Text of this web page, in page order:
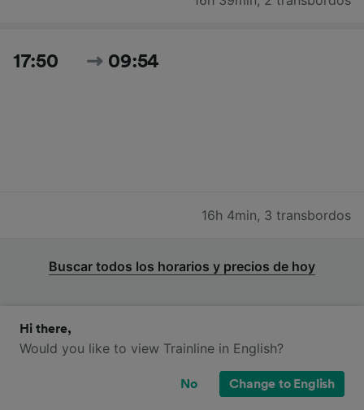
17:50 09:54
16h 4min, 3 transbordos
Buscar todos los horarios y precios de hoy
Trenes Intercités y SNCF de Toulon a
Hi there,
Would you like to view Trainline in English?
No Change to English